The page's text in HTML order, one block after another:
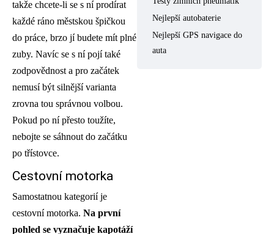
takže chcete-li se s ní prodírat
každé ráno městskou špičkou
do práce, brzo jí budete mít plné
zuby. Navíc se s ní pojí také
zodpovědnost a pro začátek
nemusí být silnější varianta
zrovna tou správnou volbou.
Pokud po ní přesto toužíte,
nebojte se sáhnout do začátku
po třístovce.
Cestovní motorka
Samostatnou kategorií je
cestovní motorka. Na první
pohled se vyznačuje kapotáží
Nejlepší autobaterie
Nejlepší GPS navigace do
auta